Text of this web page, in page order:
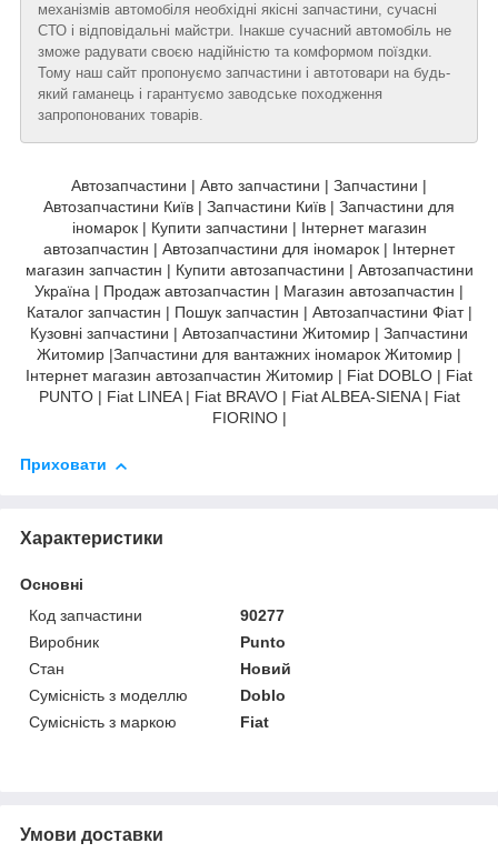
механізмів автомобіля необхідні якісні запчастини, сучасні
СТО і відповідальні майстри. Інакше сучасний автомобіль не
зможе радувати своєю надійністю та комформом поїздки.
Тому наш сайт пропонуємо запчастини і автотовари на будь-
який гаманець і гарантуємо заводське походження
запропонованих товарів.
Автозапчастини | Авто запчастини | Запчастини |
Автозапчастини Київ | Запчастини Київ | Запчастини для
іномарок | Купити запчастини | Інтернет магазин
автозапчастин | Автозапчастини для іномарок | Інтернет
магазин запчастин | Купити автозапчастини | Автозапчастини
Україна | Продаж автозапчастин | Магазин автозапчастин |
Каталог запчастин | Пошук запчастин | Автозапчастини Фіат |
Кузовні запчастини | Автозапчастини Житомир | Запчастини
Житомир |Запчастини для вантажних іномарок Житомир |
Інтернет магазин автозапчастин Житомир | Fiat DOBLO | Fiat
PUNTO | Fiat LINEA | Fiat BRAVO | Fiat ALBEA-SIENA | Fiat
FIORINO |
Приховати
Характеристики
Основні
Код запчастини
90277
Виробник
Punto
Стан
Новий
Сумісність з моделлю
Doblo
Сумісність з маркою
Fiat
Умови доставки